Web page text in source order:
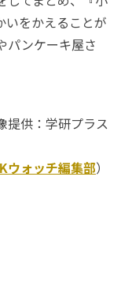
いをかえることが
パンケーキ屋さ
提供：学研プラス
ウォッチ編集部）